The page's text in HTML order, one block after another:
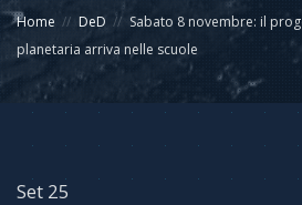
Home DeD
Sabato 8 novembre: il
planetaria arriva nelle scuole
Set 25